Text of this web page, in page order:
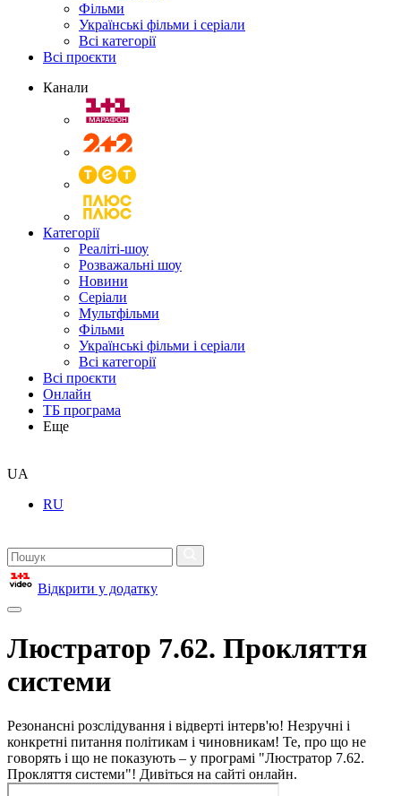
Фільми
Українські фільми і серіали
Всі категорії
Всі проєкти
Канали
Категорії
Реаліті-шоу
Розважальні шоу
Новини
Серіали
Мультфільми
Фільми
Українські фільми і серіали
Всі категорії
Всі проєкти
Онлайн
ТБ програма
Еще
UA
RU
Відкрити у додатку
Люстратор 7.62. Прокляття
системи
Резонансні розслідування і відверті інтерв'ю! Незручні і
конкретні питання політикам і чиновникам! Те, про що не
говорять і що не показують – у програмі "Люстратор 7.62.
Прокляття системи"! Дивіться на сайті онлайн.